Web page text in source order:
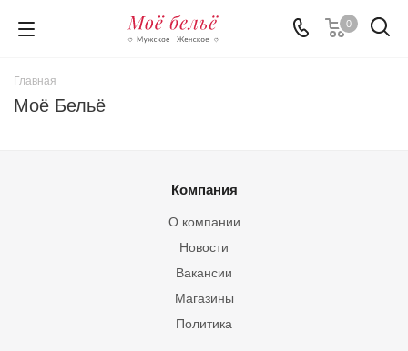
0
Главная
Моё Бельё
Компания
О компании
Новости
Вакансии
Магазины
Политика